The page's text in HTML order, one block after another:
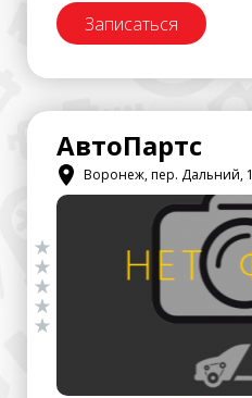
Записаться
АвтоПартс
Воронеж, пер. Дальний, 1